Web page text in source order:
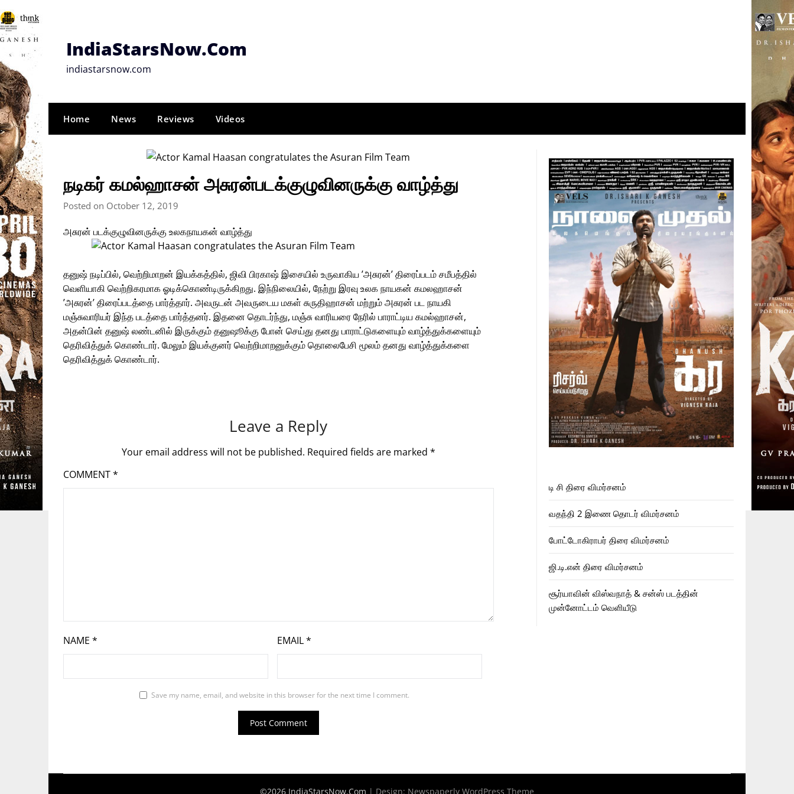
Skip
to
content
IndiaStarsNow.Com
indiastarsnow.com
Home News Reviews Videos
நடிகர் கமல்ஹாசன் அசுரன்படக்குழுவினருக்கு வாழ்த்து
Posted on October 12, 2019
அசுரன் படக்குழுவினருக்கு உலகநாயகன் வாழ்த்து
தனுஷ் நடிப்பில், வெற்றிமாறன் இயக்கத்தில், ஜிவி பிரகாஷ் இசையில் உருவாகிய ’அசுரன்’ திரைப்படம் சமீபத்தில்
வெளியாகி வெற்றிகரமாக ஓடிக்கொண்டிருக்கிறது. இந்நிலையில், நேற்று இரவு உலக நாயகன் கமலஹாசன்
’அசுரன்’ திரைப்படத்தை பார்த்தார். அவருடன் அவருடைய மகள் சுருதிஹாசன் மற்றும் அசுரன் பட நாயகி
மஞ்சுவாரியர் இந்த படத்தை பார்த்தனர். இதனை தொடர்ந்து, மஞ்சு வாரியரை நேரில் பாராட்டிய கமல்ஹாசன்,
அதன்பின் தனுஷ் லண்டனில் இருக்கும் தனுஷூக்கு போன் செய்து தனது பாராட்டுகளையும் வாழ்த்துக்களையும்
தெரிவித்துக் கொண்டார். மேலும் இயக்குனர் வெற்றிமாறனுக்கும் தொலைபேசி மூலம் தனது வாழ்த்துக்களை
தெரிவித்துக் கொண்டார்.
Leave a Reply
Your email address will not be published. Required fields are marked *
COMMENT*
NAME * EMAIL*
Save my name, email, and website in this browser for the next time I comment.
டி சி திரை விமர்சனம்
வதந்தி 2 இணை தொடர் விமர்சனம்
போட்டோகிராபர் திரை விமர்சனம்
ஜி.டி.என் திரை விமர்சனம்
சூர்யாவின் விஸ்வநாத் & சன்ஸ் படத்தின்
முன்னோட்டம் வெளியீடு
©2026 IndiaStarsNow.Com | Design: Newspaperly WordPress Theme